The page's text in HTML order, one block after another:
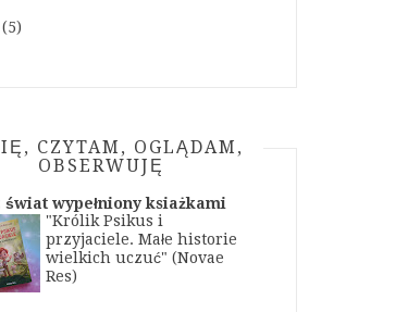
(5)
CZYTAM, OGLĄDAM,
OBSERWUJĘ
świat wypełniony ksiażkami
"Królik Psikus i
przyjaciele. Małe historie
wielkich uczuć" (Novae
Res)